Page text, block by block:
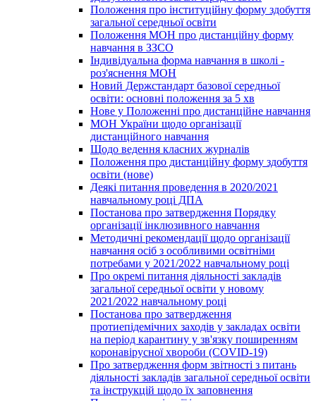
Положення про інституційну форму здобуття
загальної середньої освіти
Положення МОН про дистанційну форму
навчання в ЗЗСО
Індивідуальна форма навчання в школі -
роз'яснення МОН
Новий Держстандарт базової середньої
освіти: основні положення за 5 хв
Нове у Положенні про дистанційне навчання
МОН України щодо організації
дистанційного навчання
Щодо ведення класних журналів
Положення про дистанційну форму здобуття
освіти (нове)
Деякі питання проведення в 2020/2021
навчальному році ДПА
Постанова про затвердження Порядку
організації інклюзивного навчання
Методичні рекомендації щодо організації
навчання осіб з особливими освітніми
потребами у 2021/2022 навчальному році
Про окремі питання діяльності закладів
загальної середньої освіти у новому
2021/2022 навчальному році
Постанова про затвердження
протиепідемічних заходів у закладах освіти
на період карантину у зв'язку поширенням
коронавірусної хвороби (COVID-19)
Про затвердження форм звітності з питань
діяльності закладів загальної середньої освіти
та інструкцій щодо їх заповнення